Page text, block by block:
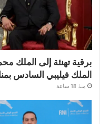
برقية تهنئة إلى الملك
الملك فيليبي السادس
منذ 18 ساعة